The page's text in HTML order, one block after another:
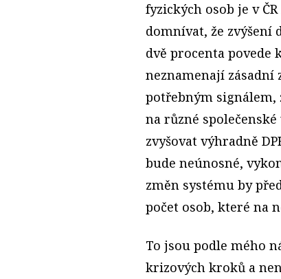
fyzických osob je v
domnívat, že zvýšení
dvě procenta povede
neznamenají zásadní
potřebným signálem,
na různé
zvyšovat výhradně
bude neúnosné,
změn systému by
počet osob, které na
To jsou podle mého
krizových kroků a